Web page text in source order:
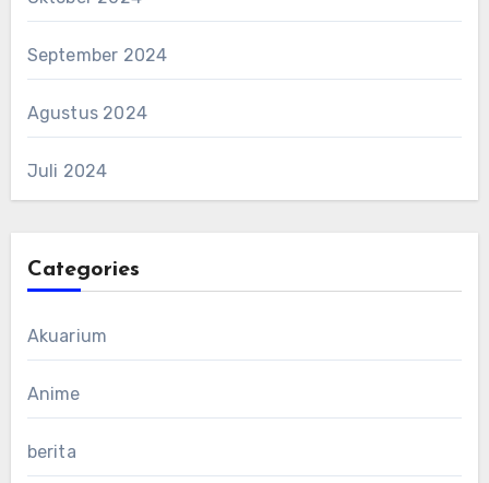
September 2024
Agustus 2024
Juli 2024
Categories
Akuarium
Anime
berita